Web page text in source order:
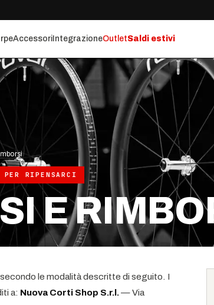
AccessoriIntegrazioneOutletSaldi estivi
RIPENSARCI
E
le modalità descritte di seguito. I
a: Nuova Corti Shop S.r.l.— Via